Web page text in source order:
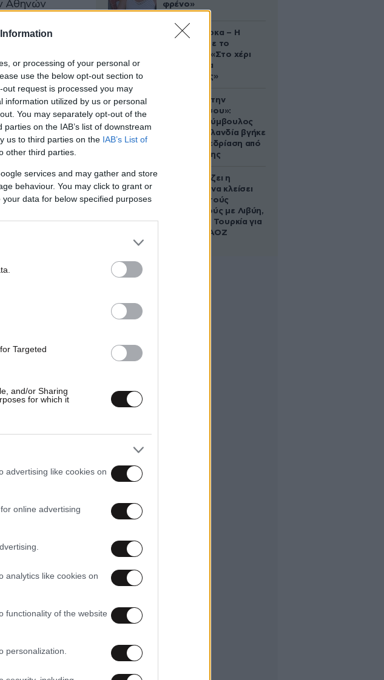
or processing of your personal or
use the below opt-out section to
request is processed you may
information utilized by us or personal
You may separately opt-out of the
on the IAB’s list of downstream
us to third parties on the IAB’s List of
other third parties.
services and may gather and store
behaviour. You may click to grant or
data for below specified purposes
Targeted
and/or Sharing
for which it
advertising like cookies on
online advertising
analytics like cookies on
functionality of the website
personalization.
Αθηνών
φρένο»
Δανάη Μπάρκα – Η
ανάρτηση με το
σάντουιτς: «Στο χέρι
σου είναι να
αδυνατίσεις»
«Βλέπουμε την
μπουγάδα σου»:
Δημοτική σύμβουλος
στη Νέα Ζηλανδία βγήκε
live σε συνεδρίαση από
το μπάνιο της
Πώς σχεδιάζει η
κυβέρνηση να κλείσει
τους ανοιχτούς
λογαριασμούς με Λιβύη,
Αλβανία και Τουρκία για
τη χάραξη ΑΟΖ